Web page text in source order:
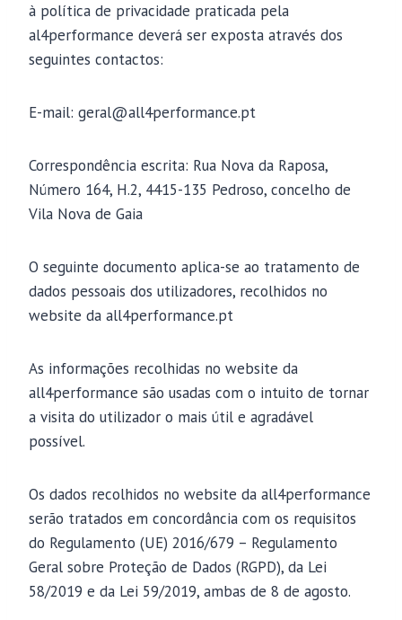
à política de privacidade praticada pela
al4performance deverá ser exposta através dos
seguintes contactos:
E-mail: geral@all4performance.pt
Correspondência escrita: Rua Nova da Raposa,
Número 164, H.2, 4415-135 Pedroso, concelho de
Vila Nova de Gaia
O seguinte documento aplica-se ao tratamento de
dados pessoais dos utilizadores, recolhidos no
website da all4performance.pt
As informações recolhidas no website da
all4performance são usadas com o intuito de tornar
a visita do utilizador o mais útil e agradável
possível.
Os dados recolhidos no website da all4performance
serão tratados em concordância com os requisitos
do Regulamento (UE) 2016/679 – Regulamento
Geral sobre Proteção de Dados (RGPD), da Lei
58/2019 e da Lei 59/2019, ambas de 8 de agosto.